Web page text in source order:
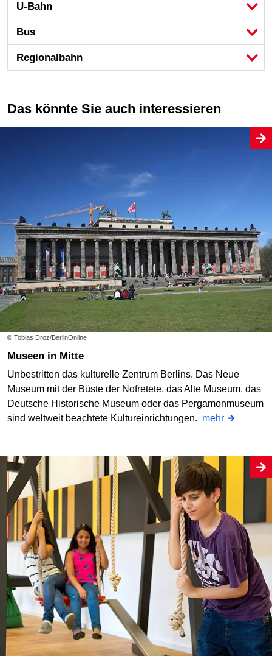
U-Bahn
Bus
Regional­bahn
Das könnte Sie auch interessieren
© Tobias Droz/BerlinOnline
Museen in Mitte
Unbestritten das kulturelle Zentrum Berlins. Das Neue
Museum mit der Büste der Nofretete, das Alte Museum, das
Deutsche Historische Museum oder das Pergamonmuseum
sind weltweit beachtete Kultureinrichtungen. mehr